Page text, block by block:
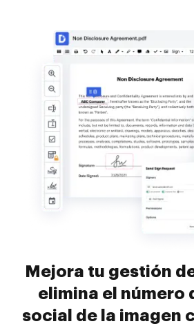
Mejora tu gestión
elimina el número
social de la imagen